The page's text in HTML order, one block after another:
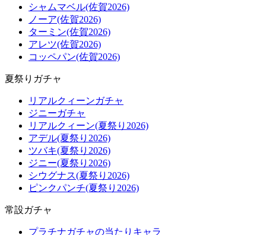
シャムマベル(佐賀2026)
ノーア(佐賀2026)
ターミン(佐賀2026)
アレツ(佐賀2026)
コッペパン(佐賀2026)
夏祭りガチャ
リアルクィーンガチャ
ジニーガチャ
リアルクィーン(夏祭り2026)
アデル(夏祭り2026)
ツバキ(夏祭り2026)
ジニー(夏祭り2026)
シウグナス(夏祭り2026)
ピンクパンチ(夏祭り2026)
常設ガチャ
プラチナガチャの当たりキャラ